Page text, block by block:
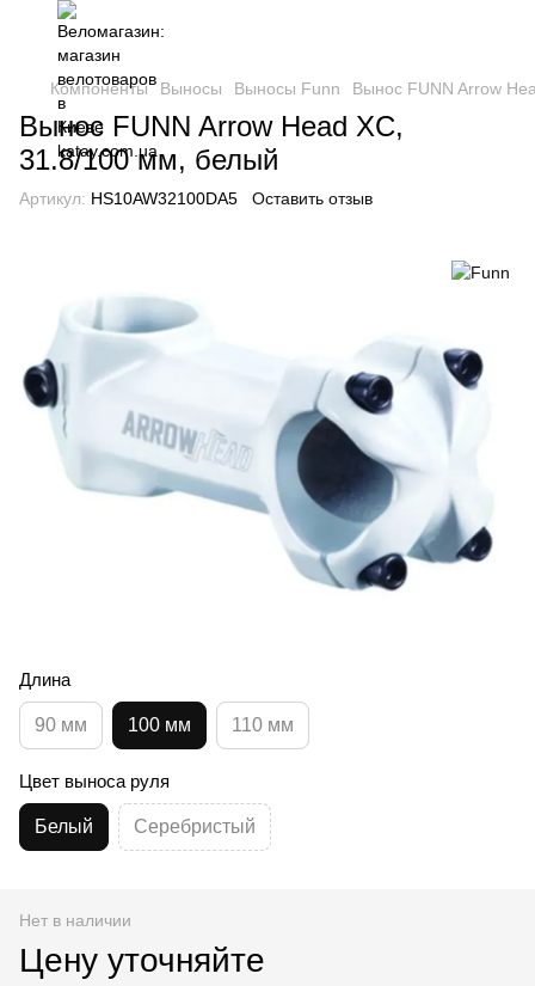
Компоненты Выносы Выносы Funn Вынос FUNN Arrow
Вынос FUNN Arrow Head XC,
31.8/100 мм, белый
Артикул: HS10AW32100DA5 Оставить отзыв
Длина
90 мм 100 мм 110 мм
Цвет выноса руля
Белый Серебристый
Нет в наличии
Цену уточняйте